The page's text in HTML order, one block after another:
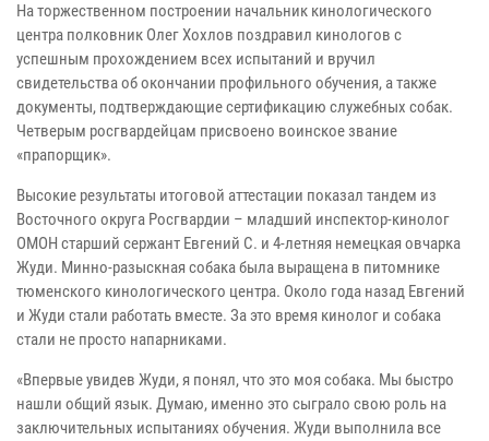
На торжественном построении начальник кинологического
центра полковник Олег Хохлов поздравил кинологов с
успешным прохождением всех испытаний и вручил
свидетельства об окончании профильного обучения, а также
документы, подтверждающие сертификацию служебных собак.
Четверым росгвардейцам присвоено воинское звание
«прапорщик».
Высокие результаты итоговой аттестации показал тандем из
Восточного округа Росгвардии – младший инспектор-кинолог
ОМОН старший сержант Евгений С. и 4-летняя немецкая овчарка
Жуди. Минно-разыскная собака была выращена в питомнике
тюменского кинологического центра. Около года назад Евгений
и Жуди стали работать вместе. За это время кинолог и собака
стали не просто напарниками.
«Впервые увидев Жуди, я понял, что это моя собака. Мы быстро
нашли общий язык. Думаю, именно это сыграло свою роль на
заключительных испытаниях обучения. Жуди выполнила все